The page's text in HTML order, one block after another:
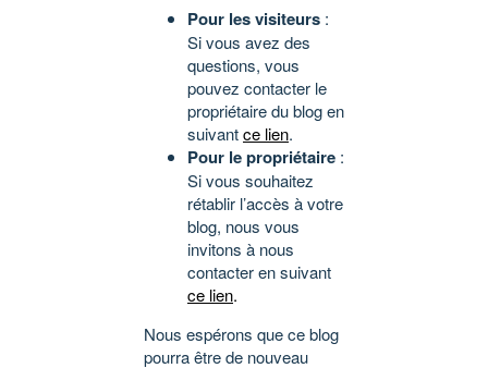
Pour les visiteurs :
Si vous avez des
questions, vous
pouvez contacter le
propriétaire du blog en
suivantce lien.
Pour le propriétaire :
Si vous souhaitez
rétablir l’accès à votre
blog, nous vous
invitons à nous
contacter en suivant
ce lien.
Nous espérons que ce blog
pourra être de nouveau